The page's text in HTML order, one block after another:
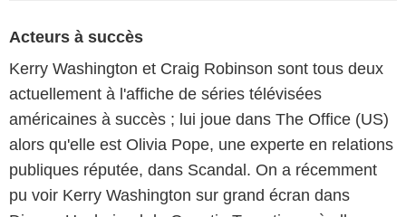
Acteurs à succès
Kerry Washington et Craig Robinson sont tous deux
actuellement à l'affiche de séries télévisées
américaines à succès ; lui joue dans The Office (US)
alors qu'elle est Olivia Pope, une experte en relations
publiques réputée, dans Scandal. On a récemment
pu voir Kerry Washington sur grand écran dans